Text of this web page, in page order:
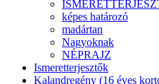
képes határozó
madártan
Nagyoknak
NÉPRAJZ
Ismeretterjesztők
Kalandregény (16 éves